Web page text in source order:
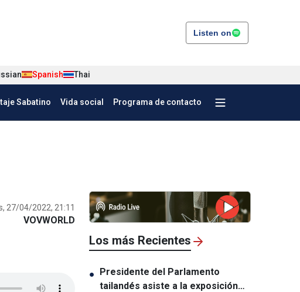
Listen on
Spanish Thai
Sabatino Vida social Programa de contacto
27/04/2022, 21:11
VOVWORLD
Los más Recientes
● Presidente del Parlamento
tailandés asiste a la exposición